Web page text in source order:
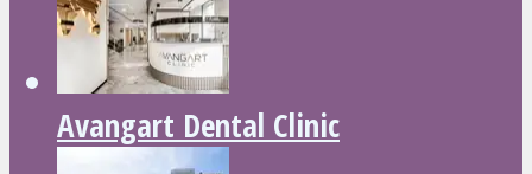
Avangart Dental Clinic